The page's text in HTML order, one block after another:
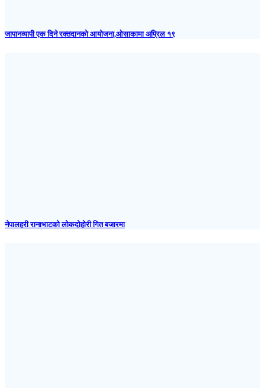
जापानव्यापी एक दिने रक्तदानको आयोजना,ओसाकामा अप्रिल १९
नेपालहरी रानाभाटको लोकदोहोरी गित बजारमा